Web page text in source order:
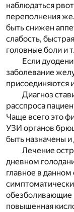
наблюдаться
переполнения
быть снижен
слабость,
головные боли и
Если
заболевание
присоединяются
Диагноз
расспроса
Чаще всего это
УЗИ органов
быть назначены
Лечение
дневном
главное в
обезболивающие
повышенная